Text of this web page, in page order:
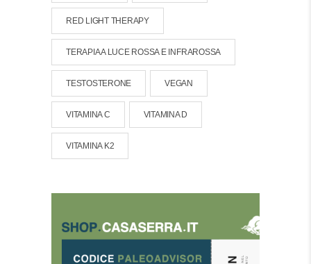
RED LIGHT THERAPY
TERAPIA A LUCE ROSSA E INFRAROSSA
TESTOSTERONE VEGAN
VITAMINA C VITAMINA D
VITAMINA K2